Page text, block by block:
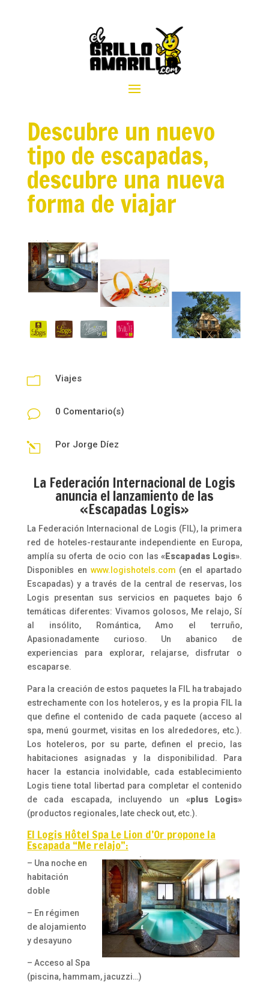
Descubre un nuevo
tipo de escapadas,
descubre una nueva
forma de viajar
m Viajes
v 0 Comentario(s)
l Por Jorge Díez
La Federación Internacional de Logis
anuncia el lanzamiento de las
«Escapadas Logis»
La Federación Internacional de Logis (FIL), la primera
red de hoteles-restaurante independiente en Europa,
amplía su oferta de ocio con las «Escapadas Logis».
Disponibles en www.logishotels.com (en el apartado
Escapadas) y a través de la central de reservas, los
Logis presentan sus servicios en paquetes bajo 6
temáticas diferentes: Vivamos golosos, Me relajo, Sí
al insólito, Romántica, Amo el terruño,
Apasionadamente curioso. Un abanico de
experiencias para explorar, relajarse, disfrutar o
escaparse.
Para la creación de estos paquetes la FIL ha trabajado
estrechamente con los hoteleros, y es la propia FIL la
que define el contenido de cada paquete (acceso al
spa, menú gourmet, visitas en los alrededores, etc.).
Los hoteleros, por su parte, definen el precio, las
habitaciones asignadas y la disponibilidad. Para
hacer la estancia inolvidable, cada establecimiento
Logis tiene total libertad para completar el contenido
de cada escapada, incluyendo un «plus Logis»
(productos regionales, late check out, etc.).
El Logis Hôtel Spa Le Lion d’Or propone la
Escapada “Me relajo”:
– Una noche en
habitación
doble
– En régimen
de alojamiento
y desayuno
– Acceso al Spa
(piscina, hammam, jacuzzi…)